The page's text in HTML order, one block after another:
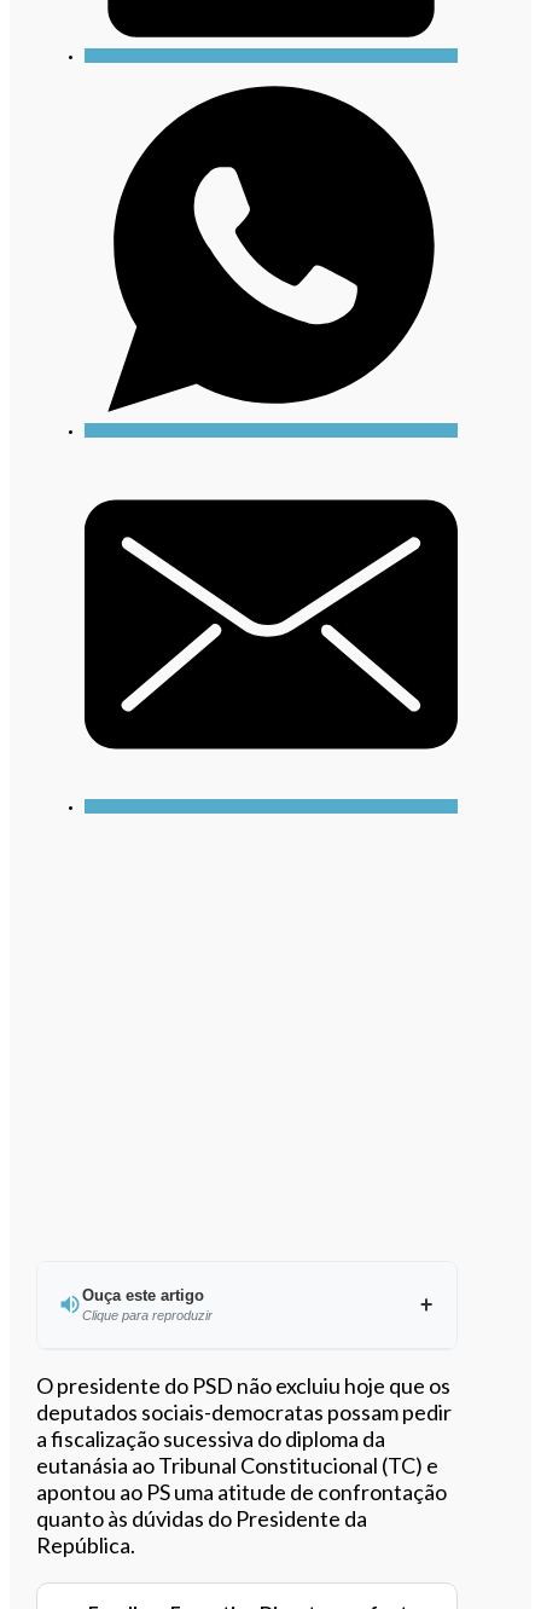
Ouça este artigo
Clique para reproduzir
Ouvir este artigo
O presidente do PSD não excluiu hoje que os
deputados sociais-democratas possam pedir
a fiscalização sucessiva do diploma da
eutanásia ao Tribunal Constitucional (TC) e
apontou ao PS uma atitude de confrontação
quanto às dúvidas do Presidente da
República.